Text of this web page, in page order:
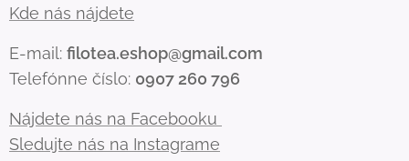
Kde nás nájdete
E-mail: filotea.eshop@gmail.com
Telefónne číslo: 0907 260 796
Nájdete nás na Facebooku
Sledujte nás na Instagrame